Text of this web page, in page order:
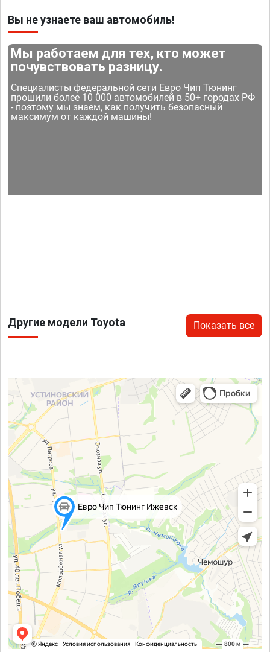
Вы не узнаете ваш автомобиль!
Мы работаем для тех, кто может
почувствовать разницу.
Специалисты федеральной сети Евро Чип Тюнинг
прошили более 10 000 автомобилей в 50+ городах РФ
- поэтому мы знаем, как получить безопасный
максимум от каждой машины!
Другие модели Toyota Показать все